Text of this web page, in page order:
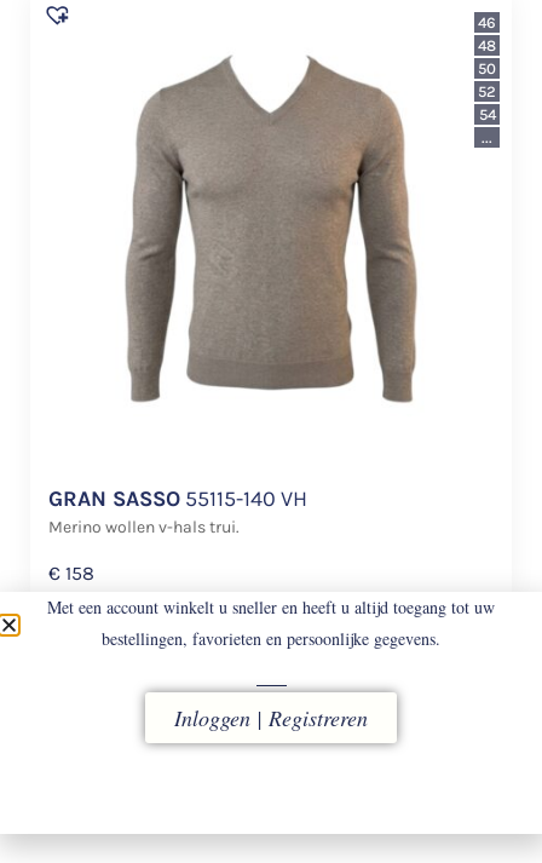
GRAN SASSO 55115-140 VH
Merino wollen v-hals trui.
€ 158
46
48
50
52
54
...
Met een account winkelt u sneller en heeft u altijd toegang tot uw
bestellingen, favorieten en persoonlijke gegevens.
Inloggen | Registreren